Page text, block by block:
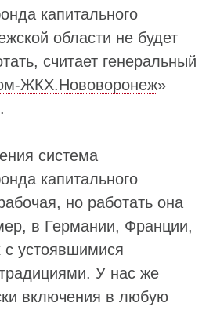
капитального
области не будет
считает генеральный
ЖКХ.Нововоронеж»
.
система
капитального
но работать она
в Германии, Франции,
с устоявшимися
У нас же
включения в любую